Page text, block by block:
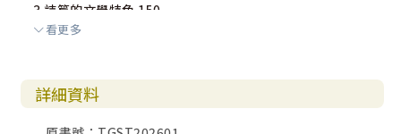
3.詩篇的文學特色 150
4.詩篇的形成與歷史背景 151
詩篇導論問題與討論 163
看更多
詳細資料